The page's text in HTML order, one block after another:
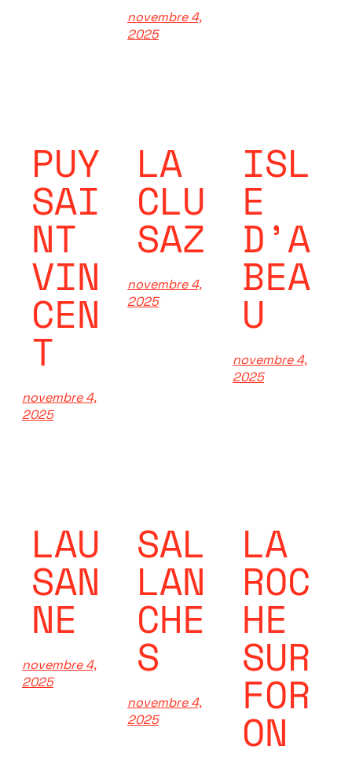
novembre 4,
2025
PUY
SAI
NT
VIN
CEN
T
novembre 4,
2025
LA
CLU
SAZ
novembre 4,
2025
ISL
E
D’A
BEA
U
novembre 4,
2025
LAU
SAN
NE
novembre 4,
2025
SAL
LAN
CHE
S
novembre 4,
2025
LA
ROC
HE
SUR
FOR
ON